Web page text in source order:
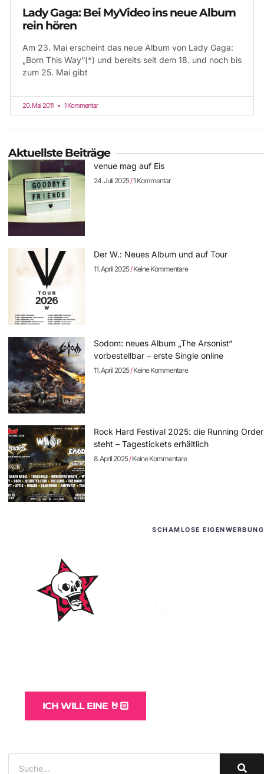
Lady Gaga: Bei MyVideo ins neue Album
rein hören
Am 23. Mai erscheint das neue Album von Lady Gaga:
„Born This Way“(*) und bereits seit dem 18. und noch bis
zum 25. Mai gibt
20. Mai 2011 1 Kommentar
Aktuellste Beiträge
venue mag auf Eis
24. Juli 2025 1 Kommentar
Der W.: Neues Album und auf Tour
11. April 2025 Keine Kommentare
Sodom: neues Album „The Arsonist“
vorbestellbar – erste Single online
11. April 2025 Keine Kommentare
Rock Hard Festival 2025: die Running Order
steht – Tagestickets erhältlich
8. April 2025 Keine Kommentare
SCHAMLOSE EIGENWERBUNG
ICH WILL EINE 🤘🏻